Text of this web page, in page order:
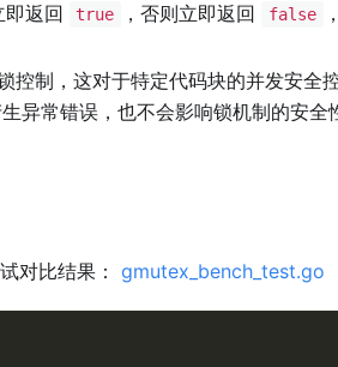
返回 true ，否则立即返回 false
控制，这对于特定代码块的并发安全
异常错误，也不会影响锁机制的安全
对比结果： gmutex_bench_test.go